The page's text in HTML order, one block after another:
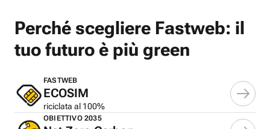
Perché scegliere Fastweb: il
tuo futuro è più green
FASTWEB
ECOSIM
riciclata al 100%
OBIETTIVO 2035